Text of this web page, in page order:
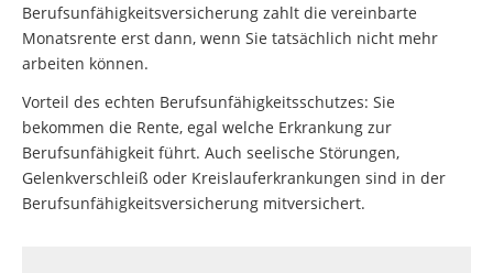
Berufsunfähigkeitsversicherung zahlt die vereinbarte
Monatsrente erst dann, wenn Sie tatsächlich nicht mehr
arbeiten können.
Vorteil des echten Berufsunfähigkeitsschutzes: Sie
bekommen die Rente, egal welche Erkrankung zur
Berufsunfähigkeit führt. Auch seelische Störungen,
Gelenkverschleiß oder Kreislauferkrankungen sind in der
Berufsunfähigkeitsversicherung mitversichert.